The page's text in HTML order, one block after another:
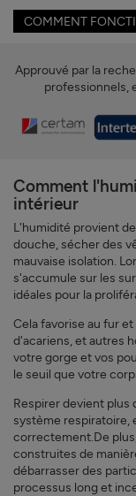
COMMENT
Approuvé par la
professionnels,
Comment
intérieur
L'humidité provient
douche, sécher des
mauvaise isolation.
s'accumule sur les
idéales pour la
Cela favorise au fur
d'acariens, et autres
votre gorge et vos
le seuil que votre
Respirer devient plus
système respiratoire,
correctement.De
construites de
débarrasser des
processus long et